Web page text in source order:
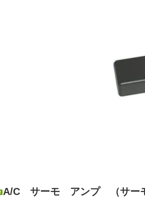
A/C サーモ アンプ （サー